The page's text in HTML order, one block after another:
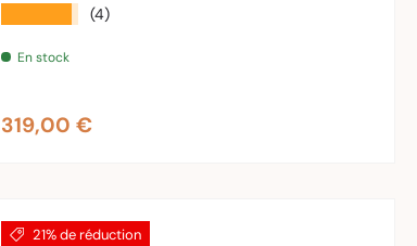
(4)
En stock
Prix habituel
319,00 €
21% de réduction